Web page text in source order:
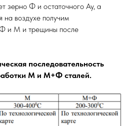
зерно Ф и остаточного Ау, а
на воздухе получим
Ф и М и трещины после
последовательность
М и М+Ф сталей.